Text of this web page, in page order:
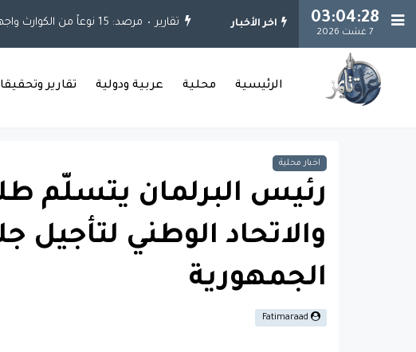
03:04:29
7 غشت 2026
اخر الأخبار تقارير مرصد: 15 نوعاً من الكوارث واجهت العراق خلال العقود الثلاثة الماضية
الرئيسية محلية عربية ودولية تقارير
اخبار محلية
رئيس البرلمان يتسلّم
والاتحاد الوطني
الجمهورية
Fatimaraad